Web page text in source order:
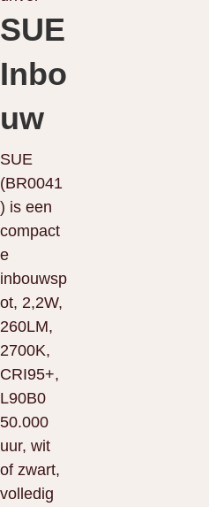
SUE
Inbo
uw
SUE
(BR0041
) is een
compact
e
inbouwsp
ot, 2,2W,
260LM,
2700K,
CRI95+,
L90B0
50.000
uur, wit
of zwart,
volledig